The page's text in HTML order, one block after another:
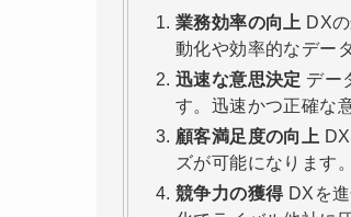
業務効率の向上 DX
動化や効率的なデー
迅速な意思決定 デー
す。迅速かつ正確な
顧客満足度の向上
ズが可能になります
競争力の獲得DXを進